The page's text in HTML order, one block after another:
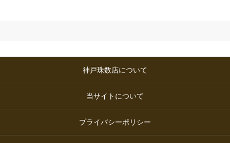
神戸珠数店について
当サイトについて
プライバシーポリシー